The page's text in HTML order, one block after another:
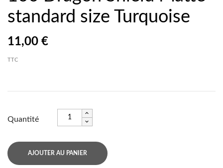
standard size Turquoise
11,00 €
TTC
Quantité
AJOUTER AU PANIER